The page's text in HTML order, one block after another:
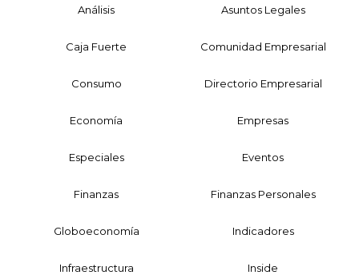
Análisis Asuntos Legales
Caja Fuerte Comunidad Empresarial
Consumo Directorio Empresarial
Economía Empresas
Especiales Eventos
Finanzas Finanzas Personales
Globoeconomía Indicadores
Infraestructura Inside